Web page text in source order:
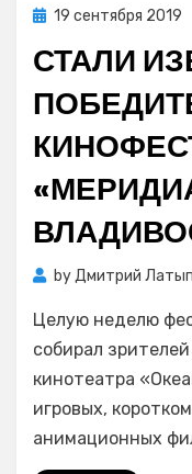
Posted
19 сентября 2019
СТАЛИ
byДмитрий
Целую неделю
собирал
кинотеатра
игровых,
анимационных